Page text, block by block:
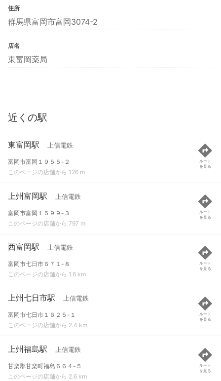
住所
群馬県富岡市富岡3074-2
店名
東富岡薬局
近くの駅
東富岡駅 上信電鉄
富岡市富岡１９５５-２
このページの店舗から 126 m
ルート
を見る
上州富岡駅 上信電鉄
富岡市富岡１５９９-３
このページの店舗から 797 m
ルート
を見る
西富岡駅 上信電鉄
富岡市七日市６７１-８
このページの店舗から 1.6 km
ルート
を見る
上州七日市駅 上信電鉄
富岡市七日市１６２５-１
このページの店舗から 2.4 km
ルート
を見る
上州福島駅 上信電鉄
甘楽郡甘楽町福島６６４-５
このページの店舗から 2.6 km
ルート
を見る